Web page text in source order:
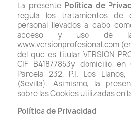
La presente Política de
regula los tratamientos de
personal llevados a cabo
acceso y uso de
www.versionprofesional.com
del que es titular VERSION
CIF B41877853y domicilio
Parcela 232, P.I. Los
(Sevilla). Asimismo, la
sobre las Cookies utilizadas en
Política de Privacidad